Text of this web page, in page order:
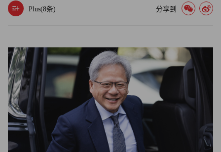
Plus(8条) 分享到